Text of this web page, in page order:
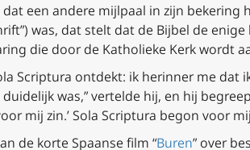
een andere mijlpaal in zijn
was, dat stelt dat de Bijbel de
die door de Katholieke Kerk wordt
Scriptura ontdekt: ik herinner me
was,” vertelde hij, en hij
mij zin.’ Sola Scriptura begon voor
de korte Spaanse film “Buren” over